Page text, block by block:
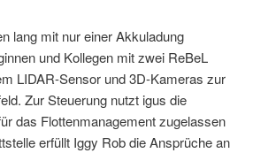
lang mit nur einer Akkuladung
und Kollegen mit zwei ReBeL
LIDAR-Sensor und 3D-Kameras zur
Zur Steuerung nutzt igus die
das Flottenmanagement zugelassen
erfüllt Iggy Rob die Ansprüche an